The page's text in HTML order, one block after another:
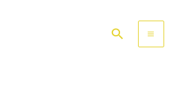
Rechercher